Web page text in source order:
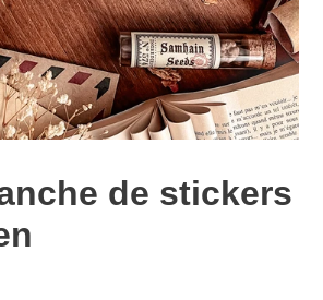
de stickers